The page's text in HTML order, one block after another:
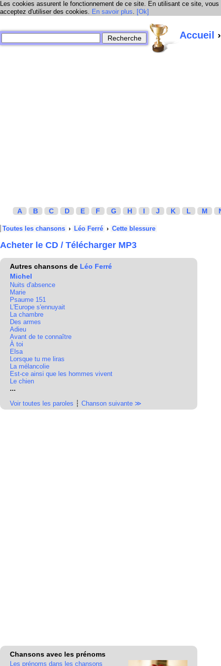
Les cookies assurent le fonctionnement de ce site. En utilisant ce site, vous
acceptez d'utiliser des cookies. En savoir plus. [Ok]
Accueil
A B C D E F G H I J K L M
Toutes les chansons › Léo Ferré › Cette blessure
Acheter le CD / Télécharger MP3
Autres chansons de Léo Ferré
Michel
Nuits d'absence
Marie
Psaume 151
L'Europe s'ennuyait
La chambre
Des armes
Adieu
Avant de te connaître
À toi
Elsa
Lorsque tu me liras
La mélancolie
Est-ce ainsi que les hommes vivent
Le chien
...
Voir toutes les paroles ┆ Chanson suivante ≫
Chansons avec les prénoms
Les prénoms dans les chansons